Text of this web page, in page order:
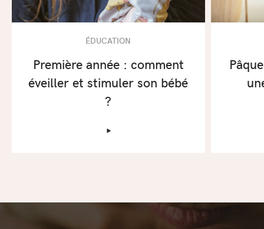
ÉDUCATION
Première année : comment
éveiller et stimuler son bébé
?
‣